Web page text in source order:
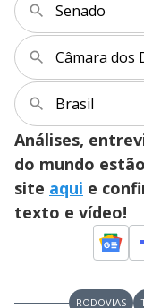
Senado
Câmara dos
Brasil
Análises,
do mundo estão
site aqui e
texto e vídeo!
RODOVIAS